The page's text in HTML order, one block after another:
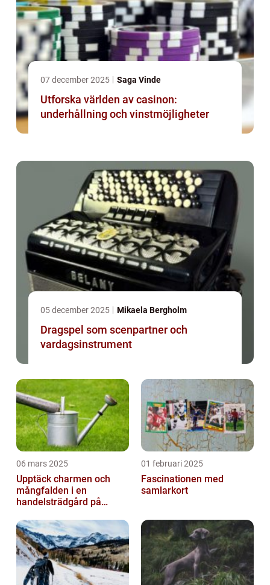
07 december 2025 Saga Vinde
Utforska världen av casinon:
underhållning och vinstmöjligheter
05 december 2025 Mikaela Bergholm
Dragspel som scenpartner och
vardagsinstrument
06 mars 2025
Upptäck charmen och
mångfalden i en
handelsträdgård på
01 februari 2025
Fascinationen med
samlarkort